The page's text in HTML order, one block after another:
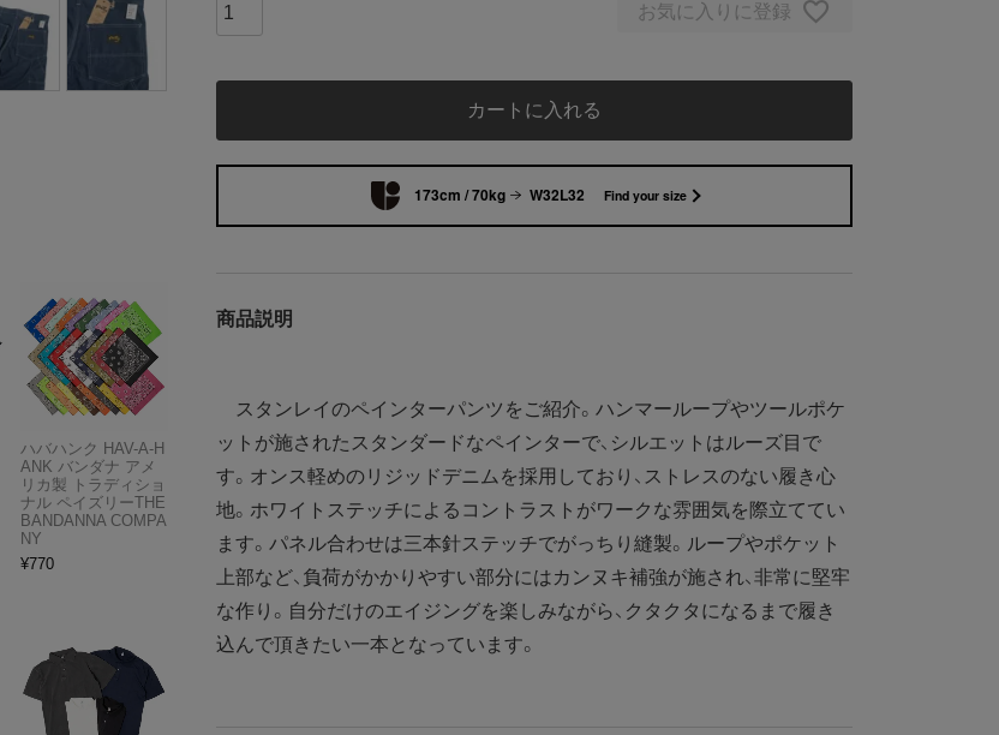
お気に入りに登録
カートに入れる
173cm / 70kg W32L32 Find your size
商品説明
スタンレイのペインターパンツをご紹介。ハンマーループやツールポケ
ットが施されたスタンダードなペインターで、シルエットはルーズ目で
す。オンス軽めのリジッドデニムを採用しており、ストレスのない履き心
地。ホワイトステッチによるコントラストがワークな雰囲気を際立ててい
ます。パネル合わせは三本針ステッチでがっちり縫製。ループやポケット
上部など、負荷がかかりやすい部分にはカンヌキ補強が施され、非常に堅牢
な作り。自分だけのエイジングを楽しみながら、クタクタになるまで履き
込んで頂きたい一本となっています。
ハバハンク HAV-A-H
ANK バンダナ アメ
リカ製 トラディショ
ナル ペイズリーTHE
BANDANNA COMPA
NY
¥770